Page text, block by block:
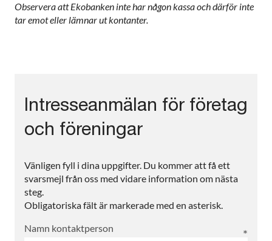
Observera att Ekobanken inte har någon kassa och därför inte
tar emot eller lämnar ut kontanter.
Intresseanmälan för företag
och föreningar
Vänligen fyll i dina uppgifter. Du kommer att få ett
svarsmejl från oss med vidare information om nästa
steg.
Obligatoriska fält är markerade med en asterisk.
Namn kontaktperson